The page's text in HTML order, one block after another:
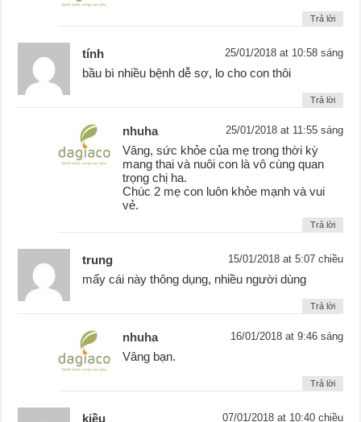
Trả lời
tính 25/01/2018 at 10:58 sáng
bầu bì nhiều bệnh dễ sợ, lo cho con thôi
Trả lời
nhuha 25/01/2018 at 11:55 sáng
Vâng, sức khỏe của mẹ trong thời kỳ
mang thai và nuôi con là vô cùng quan
trọng chị ha.
Chúc 2 mẹ con luôn khỏe mạnh và vui
vẻ.
Trả lời
trung 15/01/2018 at 5:07 chiều
mấy cái này thông dụng, nhiều người dùng
Trả lời
nhuha 16/01/2018 at 9:46 sáng
Vâng bạn.
Trả lời
kiều 07/01/2018 at 10:40 chiều